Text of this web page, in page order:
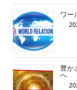
ワー
豊か
へ